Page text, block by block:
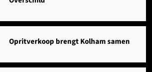
Opritverkoop brengt Kolham samen